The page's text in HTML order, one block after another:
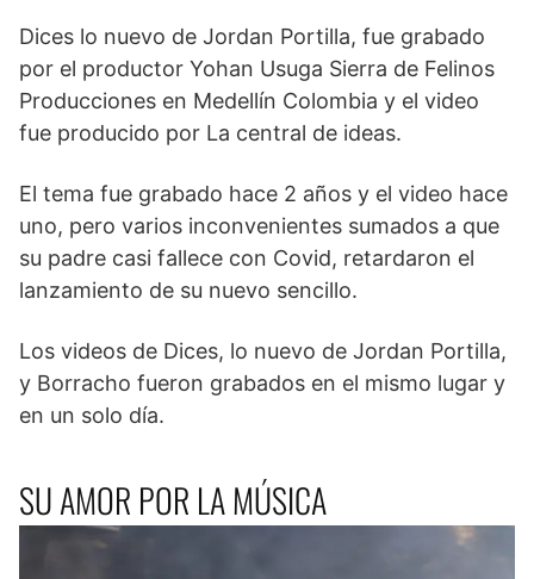
Dices lo nuevo de Jordan Portilla, fue grabado
por el productor Yohan Usuga Sierra de Felinos
Producciones en Medellín Colombia y el video
fue producido por La central de ideas.
El tema fue grabado hace 2 años y el video hace
uno, pero varios inconvenientes sumados a que
su padre casi fallece con Covid, retardaron el
lanzamiento de su nuevo sencillo.
Los videos de Dices, lo nuevo de Jordan Portilla,
y Borracho fueron grabados en el mismo lugar y
en un solo día.
SU AMOR POR LA MÚSICA